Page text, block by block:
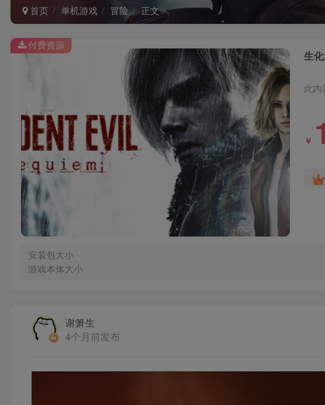
首页 单机游戏 冒险 正文
生
此
￥ 1
安装包大小
游戏本体大小
付费资源
谢箫生
4个月前发布